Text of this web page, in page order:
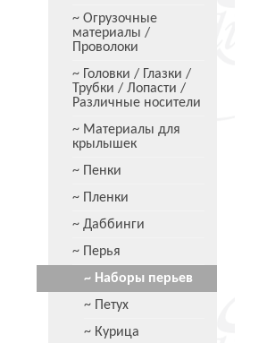
~ Огрузочные
материалы /
Проволоки
~ Головки / Глазки /
Трубки / Лопасти /
Различные носители
~ Материалы для
крылышек
~ Пенки
~ Пленки
~ Даббинги
~ Перья
~ Наборы перьев
~ Петух
~ Курица